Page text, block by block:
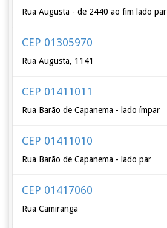
Rua Augusta - de 2440 ao fim lado par
CEP 01305970
Rua Augusta, 1141
CEP 01411011
Rua Barão de Capanema - lado ímpar
CEP 01411010
Rua Barão de Capanema - lado par
CEP 01417060
Rua Camiranga